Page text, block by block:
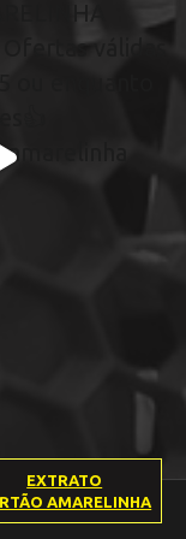
EXTRATO
AMARELINHA